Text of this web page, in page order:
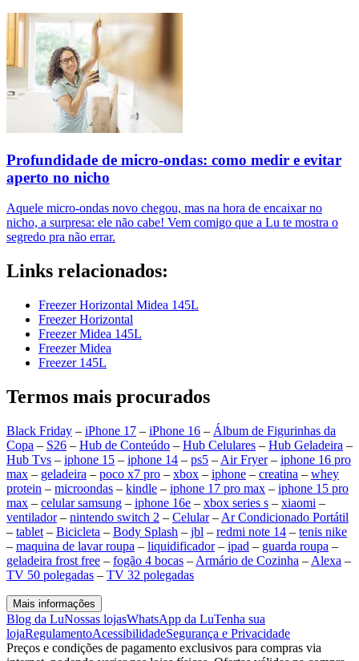
Profundidade de micro-ondas: como medir e evitar
aperto no nicho
Aquele micro-ondas novo chegou, mas na hora de encaixar no
nicho, a surpresa: ele não cabe! Vem comigo que a Lu te mostra o
segredo pra não errar.
Links relacionados:
Freezer Horizontal Midea 145L
Freezer Horizontal
Freezer Midea 145L
Freezer Midea
Freezer 145L
Termos mais procurados
Black Friday – iPhone 17 – iPhone 16 – Álbum de Figurinhas da
Copa – S26 – Hub de Conteúdo – Hub Celulares – Hub Geladeira –
Hub Tvs – iphone 15 – iphone 14 – ps5 – Air Fryer– iphone 16 pro
max – geladeira – poco x7 pro – xbox – iphone – creatina – whey
protein – microondas – kindle – iphone 17 pro max – iphone 15 pro
max – celular samsung – iphone 16e – xbox series s – xiaomi –
ventilador– nintendo switch 2 – Celular– Ar Condicionado Portátil
– tablet – Bicicleta – Body Splash – jbl – redmi note 14 – tenis nike
– maquina de lavar roupa – liquidificador– ipad – guarda roupa –
geladeira frost free – fogão 4 bocas – Armário de Cozinha – Alexa –
TV 50 polegadas – TV 32 polegadas
Mais informações
Blog da LuNossas lojasWhatsApp da LuTenha sua
lojaRegulamentoAcessibilidadeSegurança e Privacidade
Preços e condições de pagamento exclusivos para compras via